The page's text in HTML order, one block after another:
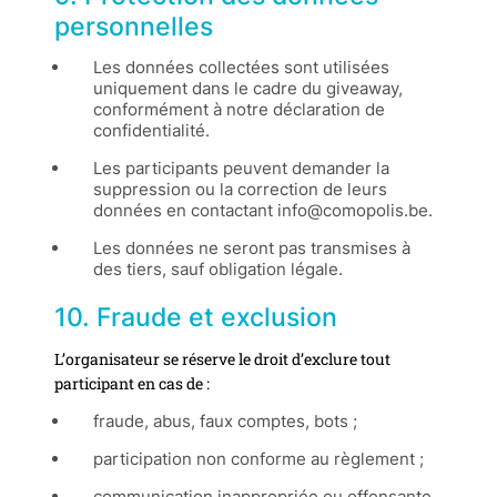
personnelles
Les données collectées sont utilisées
uniquement dans le cadre du giveaway,
conformément à notre déclaration de
confidentialité.
Les participants peuvent demander la
suppression ou la correction de leurs
données en contactant info@comopolis.be.
Les données ne seront pas transmises à
des tiers, sauf obligation légale.
10. Fraude et exclusion
L’organisateur se réserve le droit d’exclure tout
participant en cas de :
fraude, abus, faux comptes, bots ;
participation non conforme au règlement ;